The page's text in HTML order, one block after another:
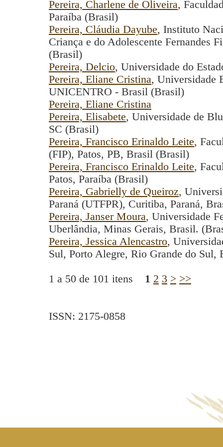
Pereira, Charlene de Oliveira,
Paraíba (Brasil)
Pereira, Cláudia Dayube, Instituto
Criança e do Adolescente Fernandes
(Brasil)
Pereira, Delcio, Universidade do
Pereira, Eliane Cristina, Universidade
UNICENTRO - Brasil (Brasil)
Pereira, Eliane Cristina
Pereira, Elisabete, Universidade de
SC (Brasil)
Pereira, Francisco Erinaldo Leite,
(FIP), Patos, PB, Brasil (Brasil)
Pereira, Francisco Erinaldo Leite,
Patos, Paraíba (Brasil)
Pereira, Gabrielly de Queiroz,
Paraná (UTFPR), Curitiba, Paraná,
Pereira, Janser Moura, Universidade
Uberlândia, Minas Gerais, Brasil.
Pereira, Jessica Alencastro,
Sul, Porto Alegre, Rio Grande do Sul,
1 a 50 de 101 itens 1 2 3 > >>
ISSN: 2175-0858